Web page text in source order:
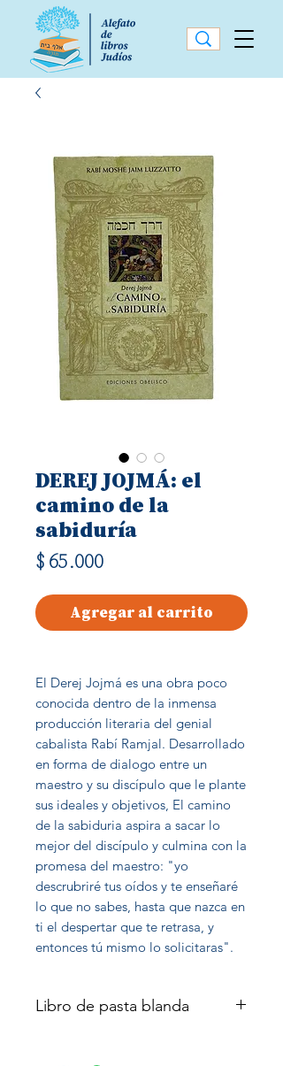
DEREJ JOJMÁ: el
camino de la
sabiduría
$ 65.000Precio
Agregar al carrito
El Derej Jojmá es una obra poco
conocida dentro de la inmensa
producción literaria del genial
cabalista Rabí Ramjal. Desarrollado
en forma de dialogo entre un
maestro y su discípulo que le plante
sus ideales y objetivos, El camino
de la sabiduria aspira a sacar lo
mejor del discípulo y culmina con la
promesa del maestro: "yo
descrubriré tus oídos y te enseñaré
lo que no sabes, hasta que nazca en
ti el despertar que te retrasa, y
entonces tú mismo lo solicitaras".
Libro de pasta blanda